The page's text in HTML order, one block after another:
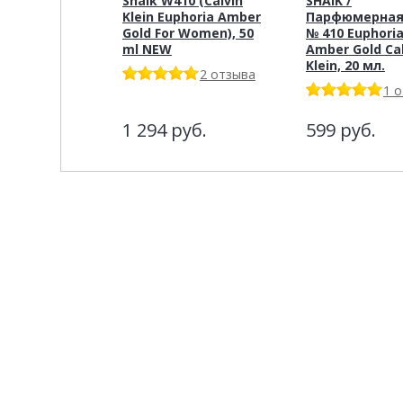
Klein Euphoria Amber
Gold For Women), 50
ml NEW
2 отзыва
1 294 руб.
№ 410 Euphoria
Amber Gold
Klein, 20 мл.
1
599 руб.